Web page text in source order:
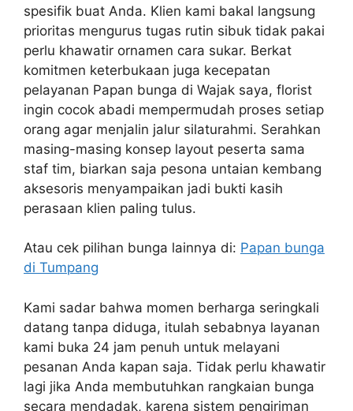
spesifik buat Anda. Klien kami bakal langsung
prioritas mengurus tugas rutin sibuk tidak pakai
perlu khawatir ornamen cara sukar. Berkat
komitmen keterbukaan juga kecepatan
pelayanan Papan bunga di Wajak saya, florist
ingin cocok abadi mempermudah proses setiap
orang agar menjalin jalur silaturahmi. Serahkan
masing-masing konsep layout peserta sama
staf tim, biarkan saja pesona untaian kembang
aksesoris menyampaikan jadi bukti kasih
perasaan klien paling tulus.
Atau cek pilihan bunga lainnya di: Papan bunga
di Tumpang
Kami sadar bahwa momen berharga seringkali
datang tanpa diduga, itulah sebabnya layanan
kami buka 24 jam penuh untuk melayani
pesanan Anda kapan saja. Tidak perlu khawatir
lagi jika Anda membutuhkan rangkaian bunga
secara mendadak, karena sistem pengiriman